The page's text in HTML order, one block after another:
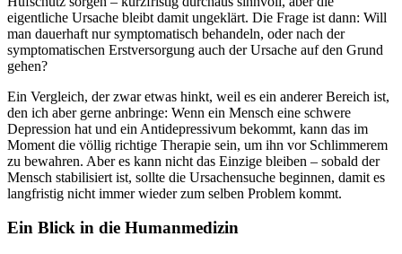
eigentliche Ursache bleibt damit ungeklärt. Die Frage ist dann: Will
man dauerhaft nur symptomatisch behandeln, oder nach der
symptomatischen Erstversorgung auch der Ursache auf den Grund
gehen?
Ein Vergleich, der zwar etwas hinkt, weil es ein anderer Bereich ist,
den ich aber gerne anbringe: Wenn ein Mensch eine schwere
Depression hat und ein Antidepressivum bekommt, kann das im
Moment die völlig richtige Therapie sein, um ihn vor Schlimmerem
zu bewahren. Aber es kann nicht das Einzige bleiben – sobald der
Mensch stabilisiert ist, sollte die Ursachensuche beginnen, damit es
langfristig nicht immer wieder zum selben Problem kommt.
Ein Blick in die Humanmedizin